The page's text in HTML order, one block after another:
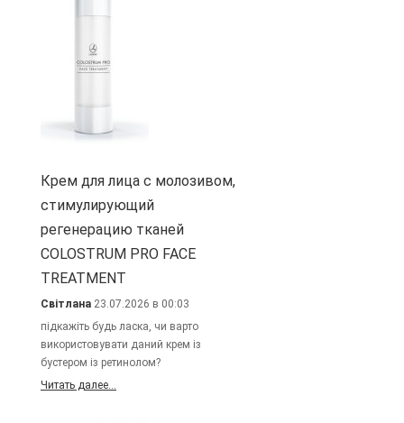
Крем для лица с молозивом,
стимулирующий
регенерацию тканей
COLOSTRUM PRO FACE
TREATMENT
Світлана 23.07.2026 в 00:03
підкажіть будь ласка, чи варто
використовувати даний крем із
бустером із ретинолом?
Читать далее...